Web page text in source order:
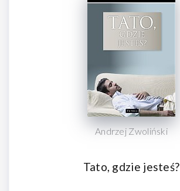
Andrzej Zwoliński
Tato, gdzie jesteś?